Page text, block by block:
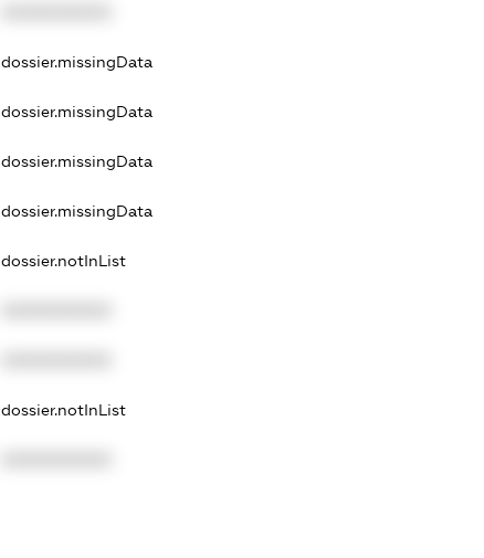
dossier.missingData
dossier.missingData
dossier.missingData
dossier.missingData
dossier.notInList
dossier.notInList